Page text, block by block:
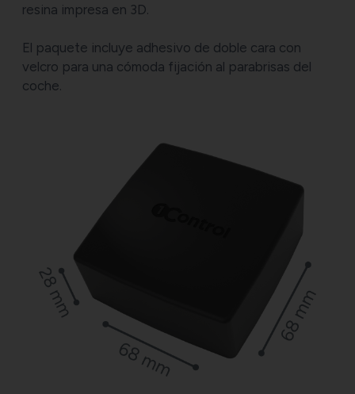
resina impresa en 3D.
El paquete incluye adhesivo de doble cara con
velcro para una cómoda fijación al parabrisas del
coche.